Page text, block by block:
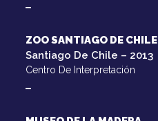
ZOO SANTIAGO DE CHILE
Santiago De Chile – 2013
Centro De Interpretación